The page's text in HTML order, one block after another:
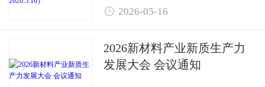
 2026-05-16
2026新材料产业新质生产力
发展大会 会议通知